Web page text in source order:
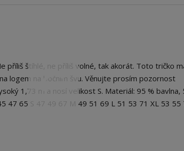
příliš štíhlé, ne příliš volné, tak akorát. Toto tričko
logem na bočním švu. Věnujte prosím pozornost
1,73 m a nosí velikost S. Materiál: 95 % bavlna,
47 65 S 47 49 67 M 49 51 69 L 51 53 71 XL 53 55